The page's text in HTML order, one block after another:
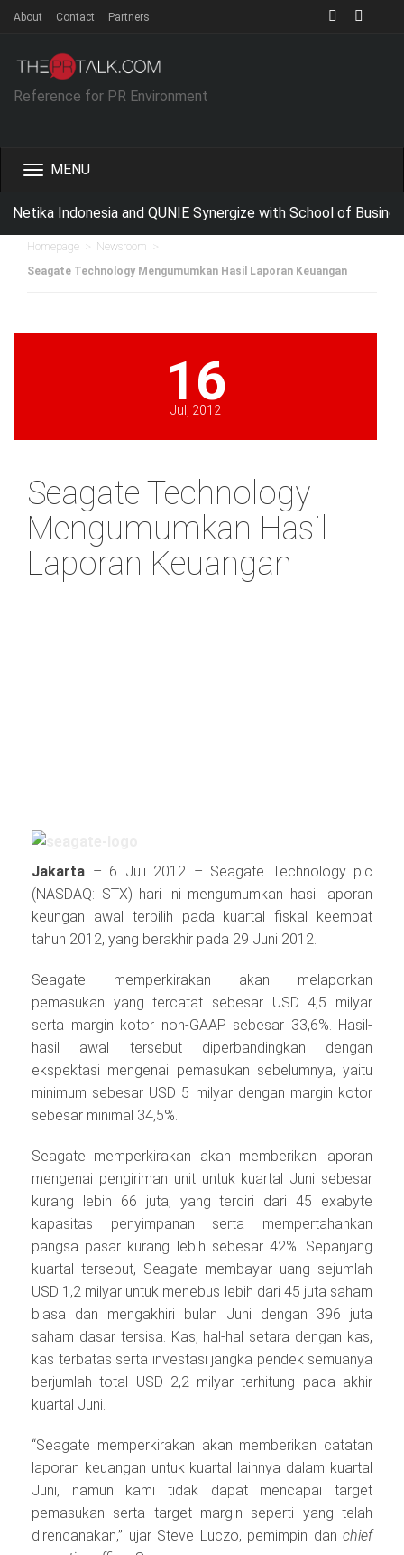
About Contact Partners
Reference for PR Environment
Toggle
Indonesia and QUNIE Synergize with School of
Homepage Newsroom
Seagate Technology Mengumumkan Hasil Laporan Keuangan
16
Jul, 2012
Seagate Technology
Mengumumkan Hasil
Laporan Keuangan
Jakarta – 6 Juli 2012 – Seagate Technology plc
(NASDAQ: STX) hari ini mengumumkan hasil laporan
keungan awal terpilih pada kuartal fiskal keempat
tahun 2012, yang berakhir pada 29 Juni 2012.
Seagate memperkirakan akan melaporkan
pemasukan yang tercatat sebesar USD 4,5 milyar
serta margin kotor non-GAAP sebesar 33,6%. Hasil-
hasil awal tersebut diperbandingkan dengan
ekspektasi mengenai pemasukan sebelumnya, yaitu
minimum sebesar USD 5 milyar dengan margin kotor
sebesar minimal 34,5%.
Seagate memperkirakan akan memberikan laporan
mengenai pengiriman unit untuk kuartal Juni sebesar
kurang lebih 66 juta, yang terdiri dari 45 exabyte
kapasitas penyimpanan serta mempertahankan
pangsa pasar kurang lebih sebesar 42%. Sepanjang
kuartal tersebut, Seagate membayar uang sejumlah
USD 1,2 milyar untuk menebus lebih dari 45 juta saham
biasa dan mengakhiri bulan Juni dengan 396 juta
saham dasar tersisa. Kas, hal-hal setara dengan kas,
kas terbatas serta investasi jangka pendek semuanya
berjumlah total USD 2,2 milyar terhitung pada akhir
kuartal Juni.
“Seagate memperkirakan akan memberikan catatan
laporan keuangan untuk kuartal lainnya dalam kuartal
Juni, namun kami tidak dapat mencapai target
pemasukan serta target margin seperti yang telah
direncanakan,” ujar Steve Luczo, pemimpin dan chief